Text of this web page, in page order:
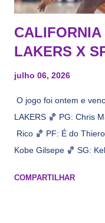
LAKERS X
julho 06, 2026
O jogo foi ontem e
LAKERS 🏀 PG: Chris
Rico 🏀 PF: É do
Kobe Gilsepe 🏀 SG:
Na quadra
COMPARTILHAR